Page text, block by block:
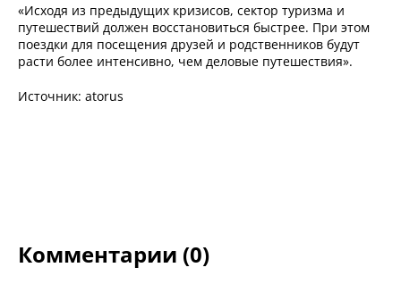
«Исходя из предыдущих кризисов, сектор туризма и
путешествий должен восстановиться быстрее. При этом
поездки для посещения друзей и родственников будут
расти более интенсивно, чем деловые путешествия».
Источник: atorus
Комментарии (0)